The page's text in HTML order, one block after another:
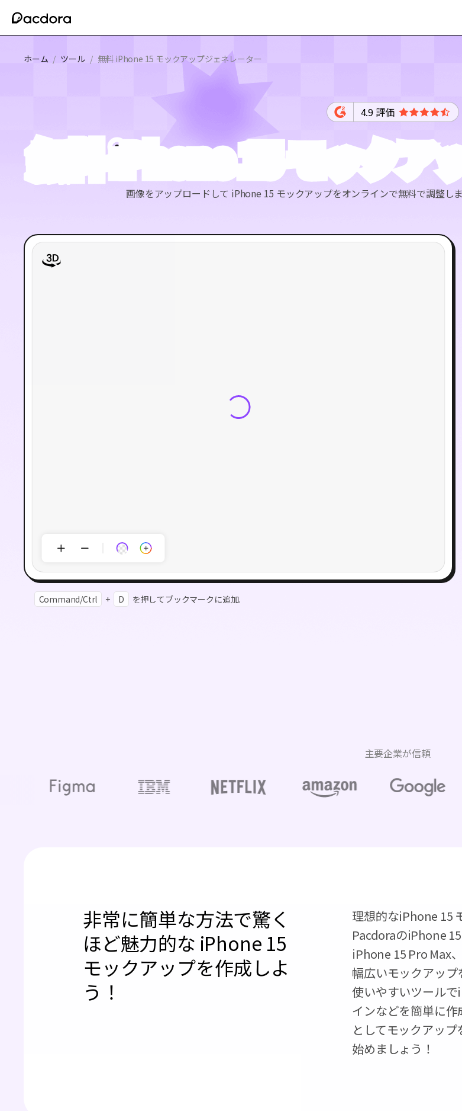
ホーム / ツール / 無料 iPhone 15 モックアップジェネレーター
4.9 評価
無料 iPhone 15 モックア
画像をアップロードして iPhone 15 モックアップをオンラインで無料で調整し
Command/Ctrl + D を押してブックマークに追加.
主要企業が信頼
非常に簡単な方法で驚く
ほど魅力的な iPhone 15
モックアップを作成しよ
う！
理想的なiPhone 15
PacdoraのiPhone
iPhone 15 Pro Max
幅広いモックアップ
使いやすいツール
インなどを簡単に
としてモックアッ
始めましょう！